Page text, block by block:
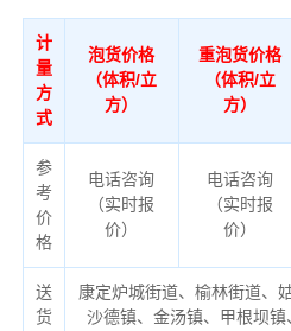
计
量
方
式
泡货价格
（体积/立
方）
重泡货价格
（体积/立
方）
参
考
价
格
电话咨询
（实时报
价）
电话咨询
（实时报
价）
送
货
康定炉城街道、榆林街道、
沙德镇、金汤镇、甲根坝